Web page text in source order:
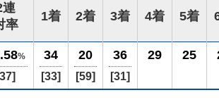
連
率
1着 2着 3着 4着 5着
% 34
[33]
20
[59]
36
[31]
29 25